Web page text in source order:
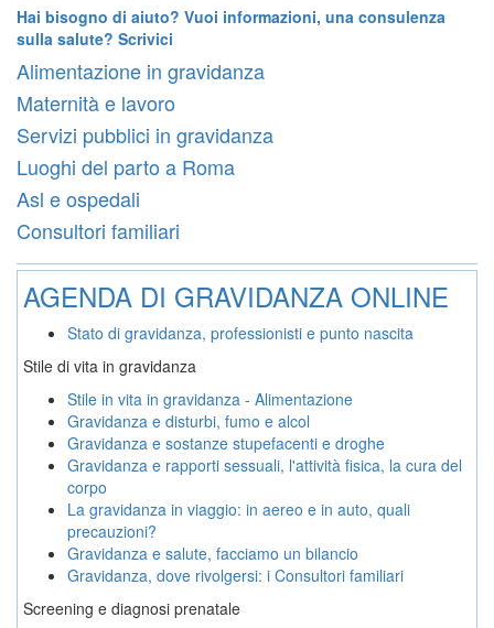
Hai bisogno di aiuto? Vuoi informazioni, una consulenza
sulla salute? Scrivici
Alimentazione in gravidanza
Maternità e lavoro
Servizi pubblici in gravidanza
Luoghi del parto a Roma
Asl e ospedali
Consultori familiari
AGENDA DI GRAVIDANZA ONLINE
Stato di gravidanza, professionisti e punto nascita
Stile di vita in gravidanza
Stile in vita in gravidanza - Alimentazione
Gravidanza e disturbi, fumo e alcol
Gravidanza e sostanze stupefacenti e droghe
Gravidanza e rapporti sessuali, l'attività fisica, la cura del
corpo
La gravidanza in viaggio: in aereo e in auto, quali
precauzioni?
Gravidanza e salute, facciamo un bilancio
Gravidanza, dove rivolgersi: i Consultori familiari
Screening e diagnosi prenatale